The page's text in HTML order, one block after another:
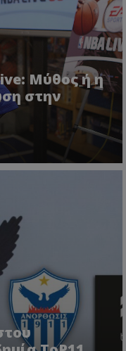
Μύθος ή η
στην